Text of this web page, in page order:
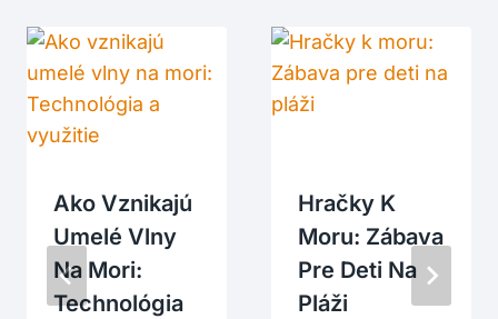
Ako Vznikajú
Umelé Vlny
Na Mori:
Technológia
Hračky K
Moru: Zábava
Pre Deti Na
Pláži